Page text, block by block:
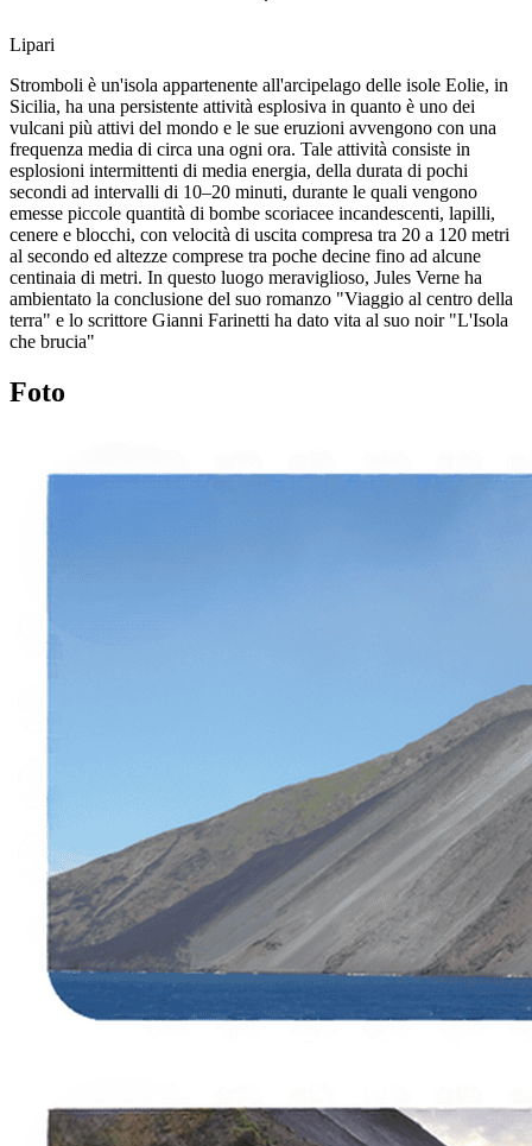
Lipari
Stromboli è un'isola appartenente all'arcipelago delle isole Eolie, in
Sicilia, ha una persistente attività esplosiva in quanto è uno dei
vulcani più attivi del mondo e le sue eruzioni avvengono con una
frequenza media di circa una ogni ora. Tale attività consiste in
esplosioni intermittenti di media energia, della durata di pochi
secondi ad intervalli di 10–20 minuti, durante le quali vengono
emesse piccole quantità di bombe scoriacee incandescenti, lapilli,
cenere e blocchi, con velocità di uscita compresa tra 20 a 120 metri
al secondo ed altezze comprese tra poche decine fino ad alcune
centinaia di metri. In questo luogo meraviglioso, Jules Verne ha
ambientato la conclusione del suo romanzo "Viaggio al centro della
terra" e lo scrittore Gianni Farinetti ha dato vita al suo noir "L'Isola
che brucia"
Foto